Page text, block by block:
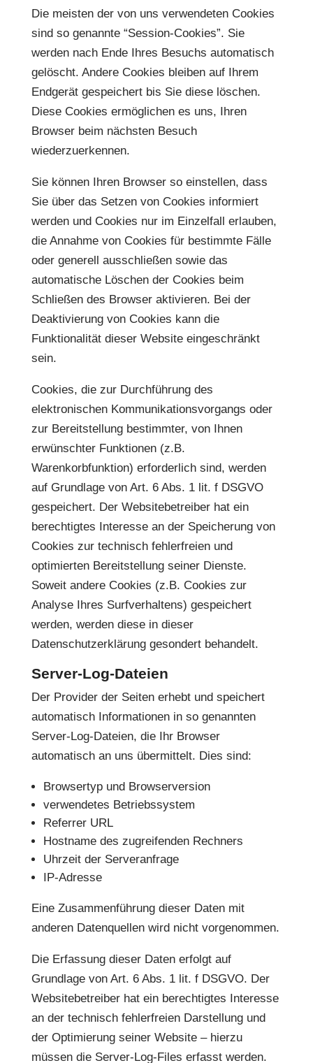
Die meisten der von uns verwendeten Cookies
sind so genannte “Session-Cookies”. Sie
werden nach Ende Ihres Besuchs automatisch
gelöscht. Andere Cookies bleiben auf Ihrem
Endgerät gespeichert bis Sie diese löschen.
Diese Cookies ermöglichen es uns, Ihren
Browser beim nächsten Besuch
wiederzuerkennen.
Sie können Ihren Browser so einstellen, dass
Sie über das Setzen von Cookies informiert
werden und Cookies nur im Einzelfall erlauben,
die Annahme von Cookies für bestimmte Fälle
oder generell ausschließen sowie das
automatische Löschen der Cookies beim
Schließen des Browser aktivieren. Bei der
Deaktivierung von Cookies kann die
Funktionalität dieser Website eingeschränkt
sein.
Cookies, die zur Durchführung des
elektronischen Kommunikationsvorgangs oder
zur Bereitstellung bestimmter, von Ihnen
erwünschter Funktionen (z.B.
Warenkorbfunktion) erforderlich sind, werden
auf Grundlage von Art. 6 Abs. 1 lit. f DSGVO
gespeichert. Der Websitebetreiber hat ein
berechtigtes Interesse an der Speicherung von
Cookies zur technisch fehlerfreien und
optimierten Bereitstellung seiner Dienste.
Soweit andere Cookies (z.B. Cookies zur
Analyse Ihres Surfverhaltens) gespeichert
werden, werden diese in dieser
Datenschutzerklärung gesondert behandelt.
Server-Log-Dateien
Der Provider der Seiten erhebt und speichert
automatisch Informationen in so genannten
Server-Log-Dateien, die Ihr Browser
automatisch an uns übermittelt. Dies sind:
Browsertyp und Browserversion
verwendetes Betriebssystem
Referrer URL
Hostname des zugreifenden Rechners
Uhrzeit der Serveranfrage
IP-Adresse
Eine Zusammenführung dieser Daten mit
anderen Datenquellen wird nicht vorgenommen.
Die Erfassung dieser Daten erfolgt auf
Grundlage von Art. 6 Abs. 1 lit. f DSGVO. Der
Websitebetreiber hat ein berechtigtes Interesse
an der technisch fehlerfreien Darstellung und
der Optimierung seiner Website – hierzu
müssen die Server-Log-Files erfasst werden.